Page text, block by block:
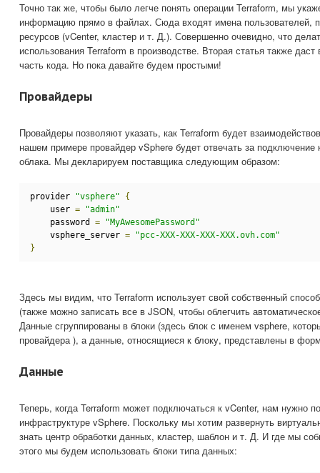
Точно так же, чтобы было легче понять операции Terraform, мы
информацию прямо в файлах. Сюда входят имена пользователей,
ресурсов (vCenter, кластер и т. Д.). Совершенно очевидно, что
использования Terraform в производстве. Вторая статья также
часть кода. Но пока давайте будем простыми!
Провайдеры
Провайдеры позволяют указать, как Terraform будет
нашем примере провайдер vSphere будет отвечать за подключение
облака. Мы декларируем поставщика следующим образом:
provider "vsphere"
{
user =
"admin"
password =
"MyAwesomePassword"
vsphere_server =
"pcc-XXX-XXX-XXX-XXX.ovh.com"
}
Здесь мы видим, что Terraform использует свой собственный
(также можно записать все в JSON, чтобы облегчить
Данные сгруппированы в блоки (здесь блок с именем vsphere,
провайдера ), а данные, относящиеся к блоку, представлены в
Данные
Теперь, когда Terraform может подключаться к vCenter, нам нужно
инфраструктуре vSphere. Поскольку мы хотим развернуть
знать центр обработки данных, кластер, шаблон и т. Д. И где мы
этого мы будем использовать блоки типа данных: